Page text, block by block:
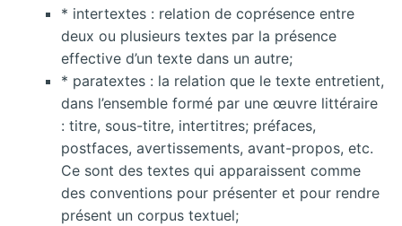
* intertextes : relation de coprésence entre
deux ou plusieurs textes par la présence
effective d’un texte dans un autre;
* paratextes : la relation que le texte entretient,
dans l’ensemble formé par une œuvre littéraire
: titre, sous-titre, intertitres; préfaces,
postfaces, avertissements, avant-propos, etc.
Ce sont des textes qui apparaissent comme
des conventions pour présenter et pour rendre
présent un corpus textuel;